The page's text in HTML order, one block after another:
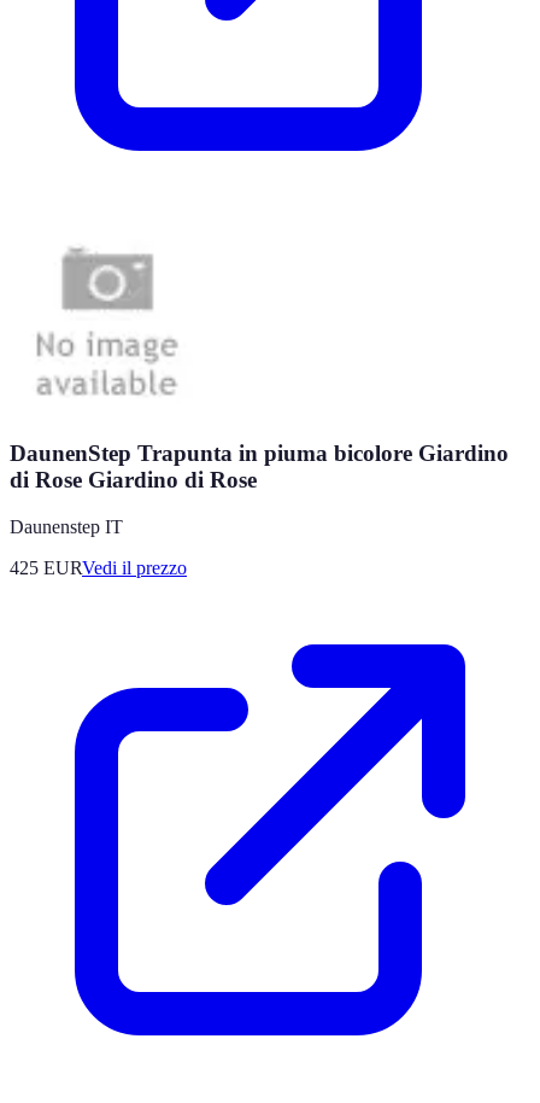
DaunenStep Trapunta in piuma bicolore Giardino
di Rose Giardino di Rose
Daunenstep IT
425 EURVedi il prezzo